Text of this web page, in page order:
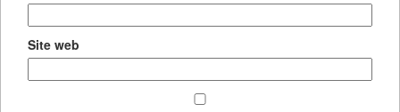
Site web